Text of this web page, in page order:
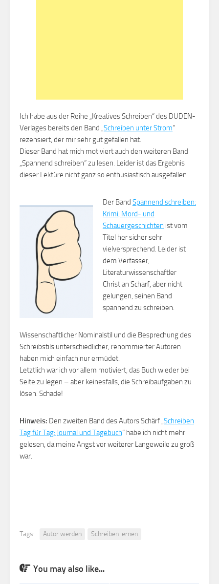
Ich habe aus der Reihe „Kreatives Schreiben“ des DUDEN-
Verlages bereits den Band „Schreiben unter Strom“
rezensiert, der mir sehr gut gefallen hat.
Dieser Band hat mich motiviert auch den weiteren Band
„Spannend schreiben“ zu lesen. Leider ist das Ergebnis
dieser Lektüre nicht ganz so enthusiastisch ausgefallen.
Der Band Spannend schreiben:
Krimi, Mord- und
Schauergeschichten ist vom
Titel her sicher sehr
vielversprechend. Leider ist
dem Verfasser,
Literaturwissenschaftler
Christian Schärf, aber nicht
gelungen, seinen Band
spannend zu schreiben.
Wissenschaftlicher Nominalstil und die Besprechung des
Schreibstils unterschiedlicher, renommierter Autoren
haben mich einfach nur ermüdet.
Letztlich war ich vor allem motiviert, das Buch wieder bei
Seite zu legen – aber keinesfalls, die Schreibaufgaben zu
lösen. Schade!
Hinweis: Den zweiten Band des Autors Schärf „Schreiben
Tag für Tag: Journal und Tagebuch“ habe ich nicht mehr
gelesen, da meine Angst vor weiterer Langeweile zu groß
war.
Tags: Autor werden Schreiben lernen
You may also like...